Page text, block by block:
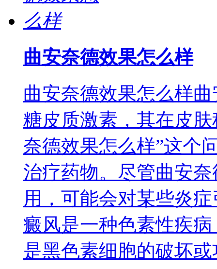
曲安奈德效果怎么样
曲安奈德效果怎么样
糖皮质激素，其在皮
奈德效果怎么样”这个
治疗药物。尽管曲安
用，可能会对某些炎
癜风是一种色素性疾
是黑色素细胞的破坏